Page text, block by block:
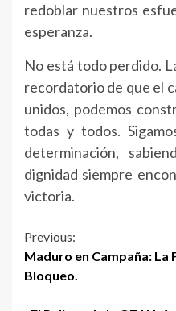
redoblar nuestros
esperanza.
No está todo perdido.
recordatorio de que el
unidos, podemos
todas y todos.
determinación,
dignidad siempre
victoria.
Continue
Reading
Previous:
Maduro en Campaña: La
Bloqueo.